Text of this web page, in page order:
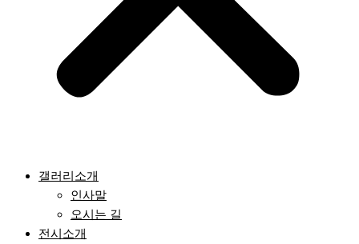
갤러리소개
인사말
오시는 길
전시소개